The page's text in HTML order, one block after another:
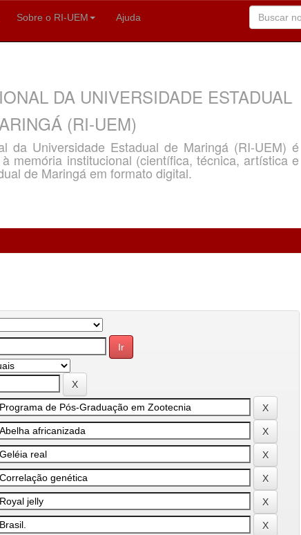
Sobre o RI-UEM Ajuda
DA UNIVERSIDADE ESTADUAL
(RI-UEM)
da Universidade Estadual de Maringá (RI-UEM) é
memória institucional (científica, técnica, artística e
de Maringá em formato digital.